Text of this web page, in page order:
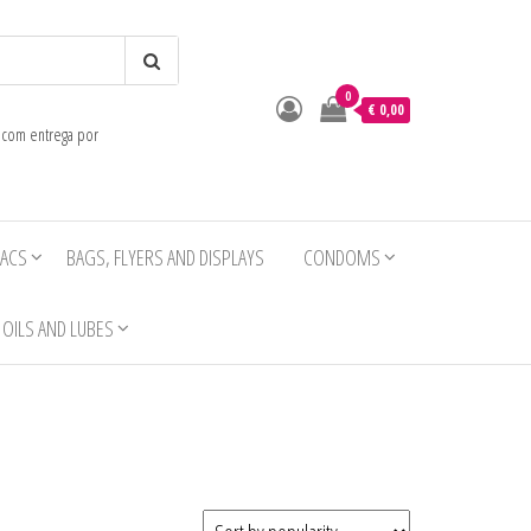
entrega por
0
€ 0,00
BAGS, FLYERS AND DISPLAYS CONDOMS
OILS AND LUBES